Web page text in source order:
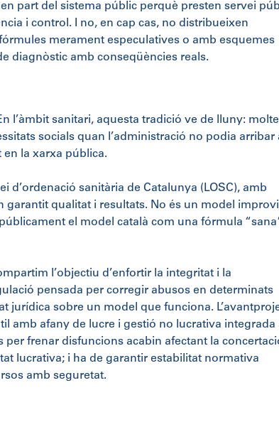
part del sistema públic perquè presten servei
i control. I no, en cap cas, no distribueixen
merament especulatives o amb esquemes
diagnòstic amb conseqüències reals.
l’àmbit sanitari, aquesta tradició ve de lluny:
socials quan l’administració no podia arribar
la xarxa pública.
d’ordenació sanitària de Catalunya (LOSC), amb
garantit qualitat i resultats. No és un model
el model català com una fórmula
l’objectiu d’enfortir la integritat i la
pensada per corregir abusos en determinats
jurídica sobre un model que funciona.
amb afany de lucre i gestió no lucrativa integrada
frenar disfuncions acabin afectant la
lucrativa; i ha de garantir estabilitat normativa
amb seguretat.